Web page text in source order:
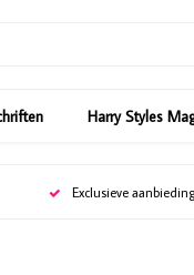
Harry Styles
Exclusieve